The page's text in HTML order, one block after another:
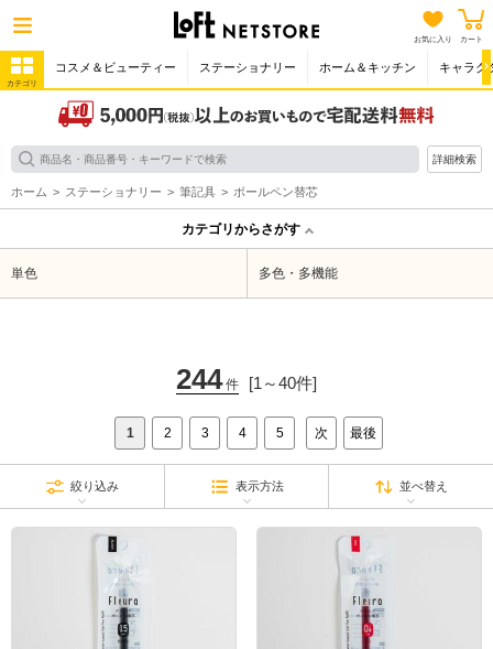
お気に入り カート
カテゴリ
コスメ＆ビューティー ステーショナリー ホーム＆キッチン キャラク
詳細検索
ホーム ステーショナリー 筆記具 ボールペン替芯
カテゴリからさがす
単色 多色・多機能
244件 [1～40件]
1 2 3 4 5 次 最後
絞り込み 表示方法 並べ替え